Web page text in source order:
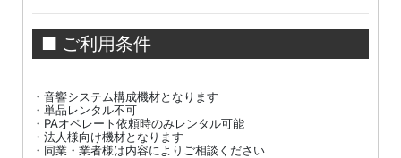
■ ご利用条件
・音響システム構成機材となります
・単品レンタル不可
・PAオペレート依頼時のみレンタル可能
・法人様向け機材となります
・同業・業者様は内容によりご相談ください